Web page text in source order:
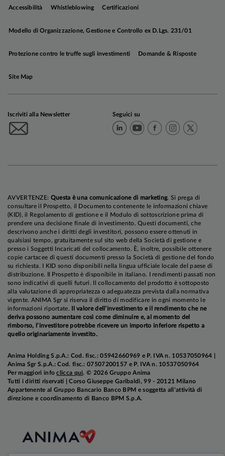
attendiamodue tagli dei tassi da parte della Fed
La BPoC sospenderà l’allentamento nel terzo
trimestre 2025, per riprenderlo nel quarto.
Accessibilità Whistleblowing Certificazioni
Modello di Organizzazione, Gestione e Controllo ex D.Lgs. 231/01
Protezione contro le truffe sugli investimenti Domande & Risposte
Site Map
Iscriviti alla Newsletter Seguici su
AVVERTENZE: Questa è una comunicazione di marketing. Si prega di
consultare il Prospetto, il Documento contenente le informazioni chiave
(KID), il Regolamento di gestione e il Modulo di sottoscrizione prima di
prendere una decisione finale di investimento. Questi documenti, che
descrivono anche i diritti degli investitori, possono essere ottenuti in
qualsiasi tempo, gratuitamente sul sito web della Società di gestione e
presso i Soggetti Incaricati del collocamento. È, inoltre, possibile ottenere
copie cartacee di questi documenti presso la Società di gestione del fondo
su richiesta. I KID sono disponibili nella lingua ufficiale locale del paese di
distribuzione. Il Prospetto è disponibile in italiano. I rendimenti passati non
sono indicativi di quelli futuri. Il collocamento del prodotto è sottoposto
alla valutazione di appropriatezza o adeguatezza prevista dalla normativa
vigente. ANIMA Sgr si riserva il diritto di modificare in ogni momento le
informazioni riportate.
Il valore dell’investimento e il rendimento che ne
deriva possono aumentare così come diminuire e, al momento del
rimborso, l’investitore potrebbe ricevere un importo inferiore rispetto a
quello originariamente investito.
Anima Holding S.p.A.: Cod. fisc.: 05942660969 e P. IVA n. 10537050964 |
Anima Sgr S.p.A.: Cod. fisc.: 07507200157 e P. IVA n. 10537050964
Per maggiori infoclicca qui. © 2026 Gruppo Anima
Tutti i diritti riservati | Corso Giuseppe Garibaldi, 99 - 20121 Milano
Appartenente al Gruppo Bancario Banco BPM e soggetta all'attività di
direzione e coordinamento di Banco BPM S.p.A.